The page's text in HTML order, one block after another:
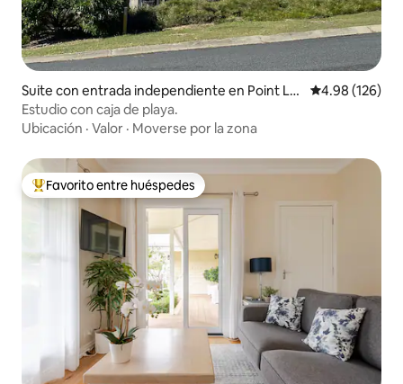
Suite con entrada independiente en Point Lo
okout
Calificación
4.98 (126)
Estudio con caja de playa.
Ubicación · Valor · Moverse por la zona
De los mejores en Favorito entre huéspedes
Favorito entre huéspedes